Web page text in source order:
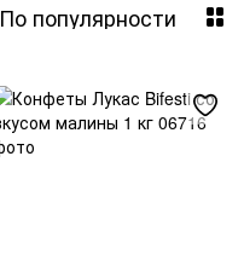
По популярности